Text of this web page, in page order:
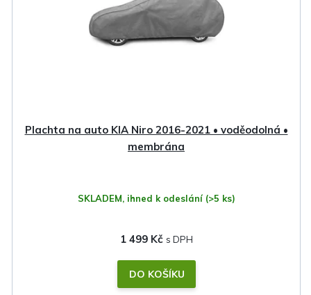
Plachta na auto KIA Niro 2016-2021 • voděodolná •
membrána
SKLADEM, ihned k odeslání (>5 ks)
1 499 Kč
DO KOŠÍKU